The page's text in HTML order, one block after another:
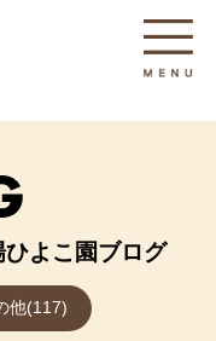
よこ園ブログ
他(117)